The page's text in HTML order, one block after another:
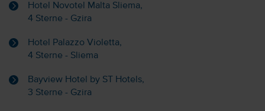
Hotel Novotel Malta Sliema,
4 Sterne - Gzira
Hotel Palazzo Violetta,
4 Sterne - Sliema
Bayview Hotel by ST Hotels,
3 Sterne - Gzira